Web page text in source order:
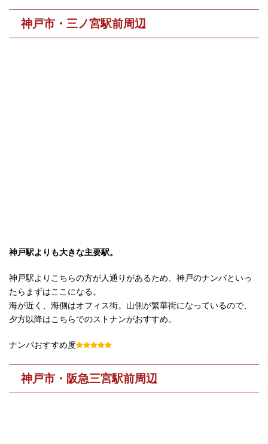
神戸市・三ノ宮駅前周辺
神戸駅よりも大きな主要駅。
神戸駅よりこちらの方が人通りがあるため、神戸のナンパといっ
たらまずはここになる。
海が近く、海側はオフィス街。山側が繁華街になっているので、
夕方以降はこちらでのストナンがおすすめ。
ナンパおすすめ度
神戸市・阪急三宮駅前周辺